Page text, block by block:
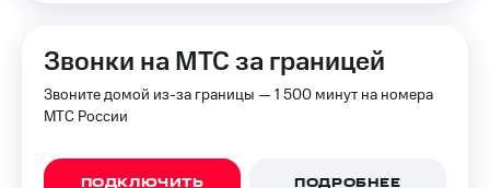
Звонки на МТС за границей
Звоните домой из-за границы — 1 500 минут на номера
МТС России
ПОДКЛЮЧИТЬ ПОДРОБНЕЕ